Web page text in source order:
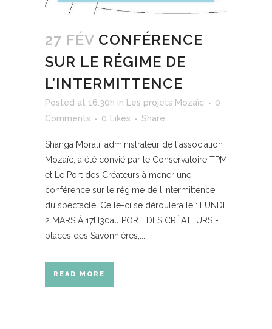
27 FÉV CONFÉRENCE
SUR LE RÉGIME DE
L’INTERMITTENCE
Posted at 16:30h in Les projets Mozaïc
0
Comments
0 Likes Share
Shanga Morali, administrateur de l'association
Mozaïc, a été convié par le Conservatoire TPM
et Le Port des Créateurs à mener une
conférence sur le régime de l'intermittence
du spectacle. Celle-ci se déroulera le : LUNDI
2 MARS À 17H30au PORT DES CRÉATEURS -
places des Savonnières,...
READ MORE